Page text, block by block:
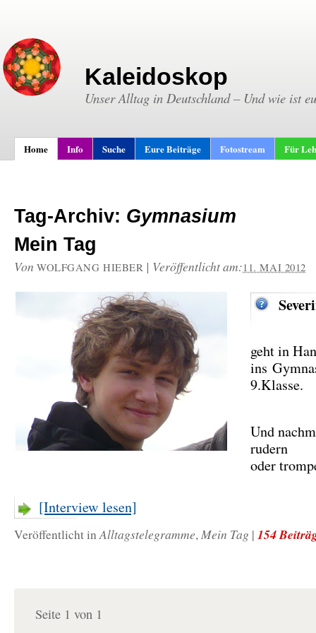
Kaleidoskop
Unser Alltag in Deutschland – Und wie ist
Home Info Suche Eure Beiträge Fotostream Für
Tag-Archiv: Gymnasium
Mein Tag
Von WOLFGANG HIEBER | Veröffentlicht am:11. MAI 2012
geht in
ins
9.Klasse.
Und
rudern
oder
[Interview lesen]
Veröffentlicht inAlltagstelegramme,Mein Tag | 154
Seite 1 von 1